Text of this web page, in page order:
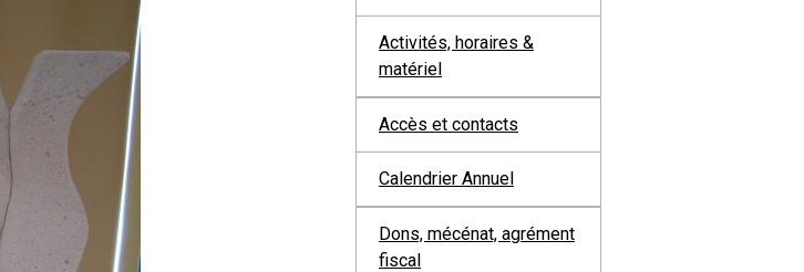
Activités, horaires &
matériel
Accès et contacts
Calendrier Annuel
Dons, mécénat, agrément
fiscal